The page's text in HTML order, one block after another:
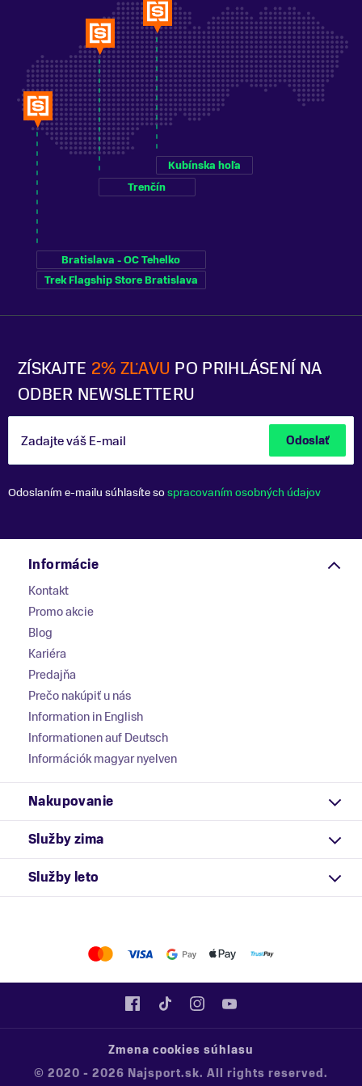
ZÍSKAJTE 2% ZĽAVU PO PRIHLÁSENÍ NA
ODBER NEWSLETTERU
Zadajte váš E-mail Odoslať
Odoslaním e-mailu súhlasíte sospracovaním osobných údajov
Bratislava - OC Tehelko
Trek Flagship Store Bratislava
Trenčín
Kubínska hoľa
Informácie
Kontakt
Promo akcie
Blog
Kariéra
Predajňa
Prečo nakúpiť u nás
Information in English
Informationen auf Deutsch
Információk magyar nyelven
Nakupovanie
Služby zima
Služby leto
© 2020 - 2026 Najsport.sk. All rights reserved.
Zmena cookies súhlasu